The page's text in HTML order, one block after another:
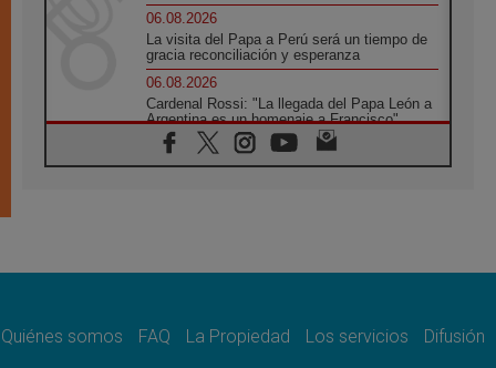
06.08.2026
La visita del Papa a Perú será un tiempo de
gracia reconciliación y esperanza
06.08.2026
Cardenal Rossi: "La llegada del Papa León a
Argentina es un homenaje a Francisco"
06.08.2026
En Asís, León XIV invita a los jóvenes a
05.08.2026
05.08.2026
Quiénes somos FAQ La Propiedad Los servicios
Difusión